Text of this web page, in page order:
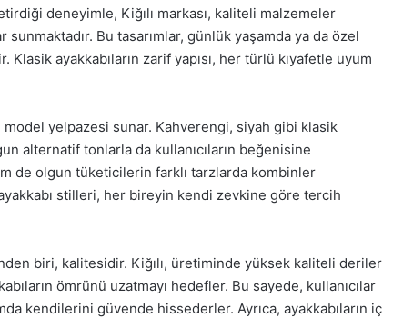
deneyimle, Kiğılı markası, kaliteli malzemeler
sunmaktadır. Bu tasarımlar, günlük yaşamda ya da özel
ayakkabıların zarif yapısı, her türlü kıyafetle uyum
model yelpazesi sunar. Kahverengi, siyah gibi klasik
alternatif tonlarla da kullanıcıların beğenisine
de olgun tüketicilerin farklı tarzlarda kombinler
stilleri, her bireyin kendi zevkine göre tercih
biri, kalitesidir. Kiğılı, üretiminde yüksek kaliteli deriler
ömrünü uzatmayı hedefler. Bu sayede, kullanıcılar
kendilerini güvende hissederler. Ayrıca, ayakkabıların iç